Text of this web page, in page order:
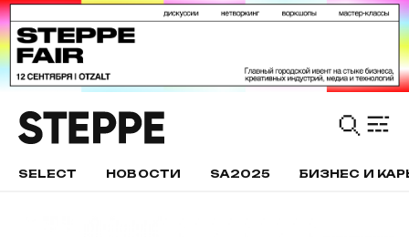
SELECT НОВОСТИ SA2025 БИЗНЕС И